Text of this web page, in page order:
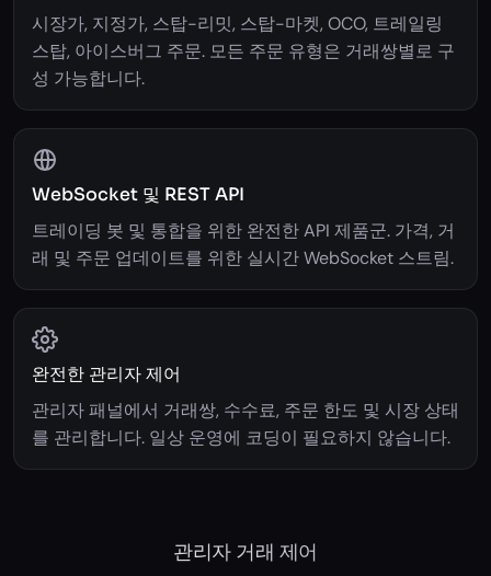
시장가, 지정가, 스탑-리밋, 스탑-마켓, OCO, 트레일링
스탑, 아이스버그 주문. 모든 주문 유형은 거래쌍별로 구
성 가능합니다.
WebSocket 및 REST API
트레이딩 봇 및 통합을 위한 완전한 API 제품군. 가격, 거
래 및 주문 업데이트를 위한 실시간 WebSocket 스트림.
완전한 관리자 제어
관리자 패널에서 거래쌍, 수수료, 주문 한도 및 시장 상태
를 관리합니다. 일상 운영에 코딩이 필요하지 않습니다.
관리자 거래 제어